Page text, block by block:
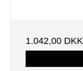
1.042,00 DKK